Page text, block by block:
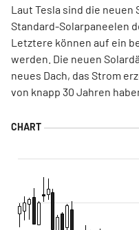
Laut Tesla sind die
Standard-Solarpaneelen
Letztere können auf ein
werden. Die neuen
neues Dach, das Strom
von knapp 30 Jahren